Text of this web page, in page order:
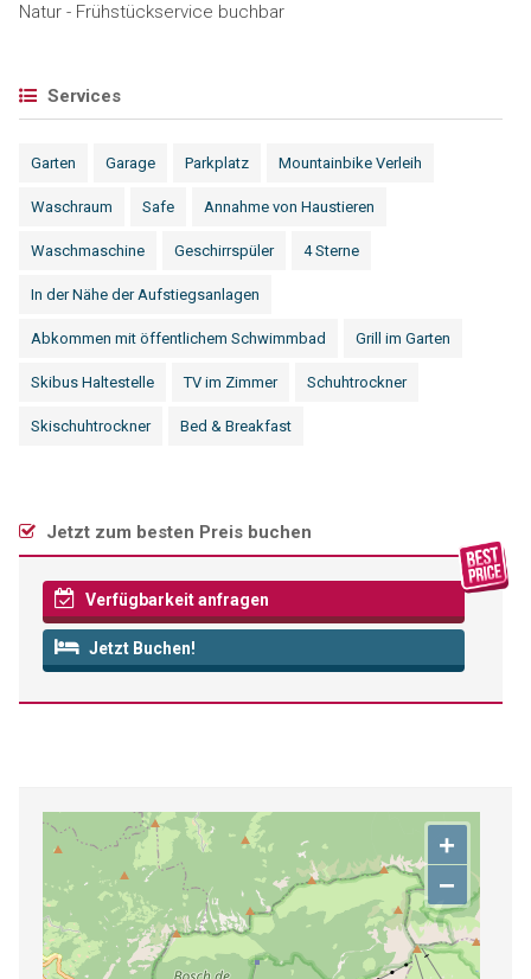
Natur - Frühstückservice buchbar
Services
Garten Garage Parkplatz Mountainbike Verleih
Waschraum Safe Annahme von Haustieren
Waschmaschine Geschirrspüler 4 Sterne
In der Nähe der Aufstiegsanlagen
Abkommen mit öffentlichem Schwimmbad Grill im Garten
Skibus Haltestelle TV im Zimmer Schuhtrockner
Skischuhtrockner Bed & Breakfast
Jetzt zum besten Preis buchen
Verfügbarkeit anfragen
Jetzt Buchen!
+
−